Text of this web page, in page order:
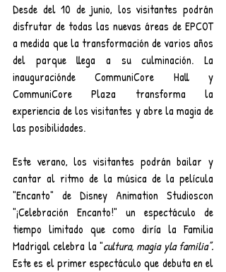
Desde del 10 de junio, los visitantes podrán
disfrutar de todas las nuevas áreas de EPCOT
a medida que la transformación de varios años
del parque llega a su culminación. La
inauguraciónde CommuniCore Hall y
CommuniCore Plaza transforma la
experiencia de los visitantes y abre la magia de
las posibilidades.
Este verano, los visitantes podrán bailar y
cantar al ritmo de la música de la película
"Encanto" de Disney Animation Studioscon
"¡Celebración Encanto!" un espectáculo de
tiempo limitado que como diría la Familia
Madrigal celebra la "
Este es el primer espectáculo que debuta en el